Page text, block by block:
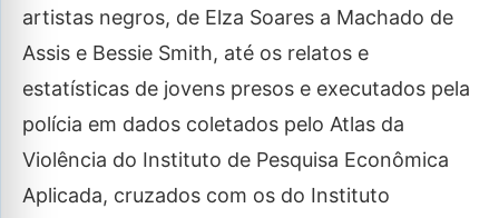
artistas negros, de Elza Soares a Machado de
Assis e Bessie Smith, até os relatos e
estatísticas de jovens presos e executados pela
polícia em dados coletados pelo Atlas da
Violência do Instituto de Pesquisa Econômica
Aplicada, cruzados com os do Instituto